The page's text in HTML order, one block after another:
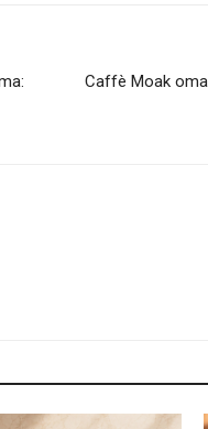
Caffè Moak